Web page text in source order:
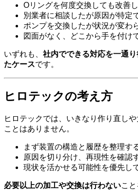
Oリングを何度交換しても改善
別業者に相談したが原因が特定
ポンプを交換したが状況が変わ
図面がなく、どこから手を付け
いずれも、 社内でできる対応を一通
たケースです。
ヒロテックの考え方
ヒロテックでは、いきなり作り直し
ことはありません。
まず装置の構造と履歴を整理す
原因を切り分け、再現性を確認
現状を活かせる可能性を優先し
必要以上の加工や交換は行わないこ